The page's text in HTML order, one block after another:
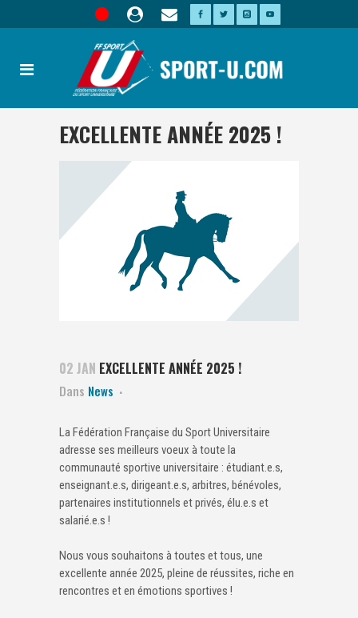
EXCELLENTE ANNÉE 2025 !
02 JAN EXCELLENTE ANNÉE 2025 !
Dans News
La Fédération Française du Sport Universitaire
adresse ses meilleurs voeux à toute la
communauté sportive universitaire : étudiant.e.s,
enseignant.e.s, dirigeant.e.s, arbitres, bénévoles,
partenaires institutionnels et privés, élu.e.s et
salarié.e.s !
Nous vous souhaitons à toutes et tous, une
excellente année 2025, pleine de réussites, riche en
rencontres et en émotions sportives !